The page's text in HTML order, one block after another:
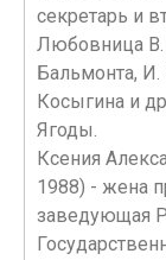
секретарь и
Любовница В.
Бальмонта, И.
Косыгина и
Ягоды.
Ксения
1988) - жена
заведующая